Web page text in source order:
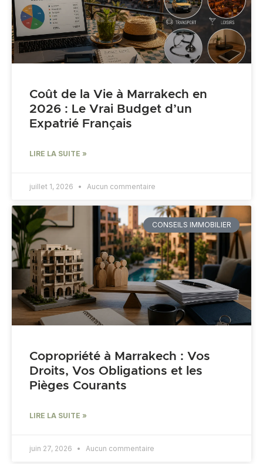
Coût de la Vie à Marrakech en
2026 : Le Vrai Budget d’un
Expatrié Français
LIRE LA SUITE »
juillet 1, 2026 Aucun commentaire
CONSEILS IMMOBILIER
Copropriété à Marrakech : Vos
Droits, Vos Obligations et les
Pièges Courants
LIRE LA SUITE »
juin 27, 2026 Aucun commentaire